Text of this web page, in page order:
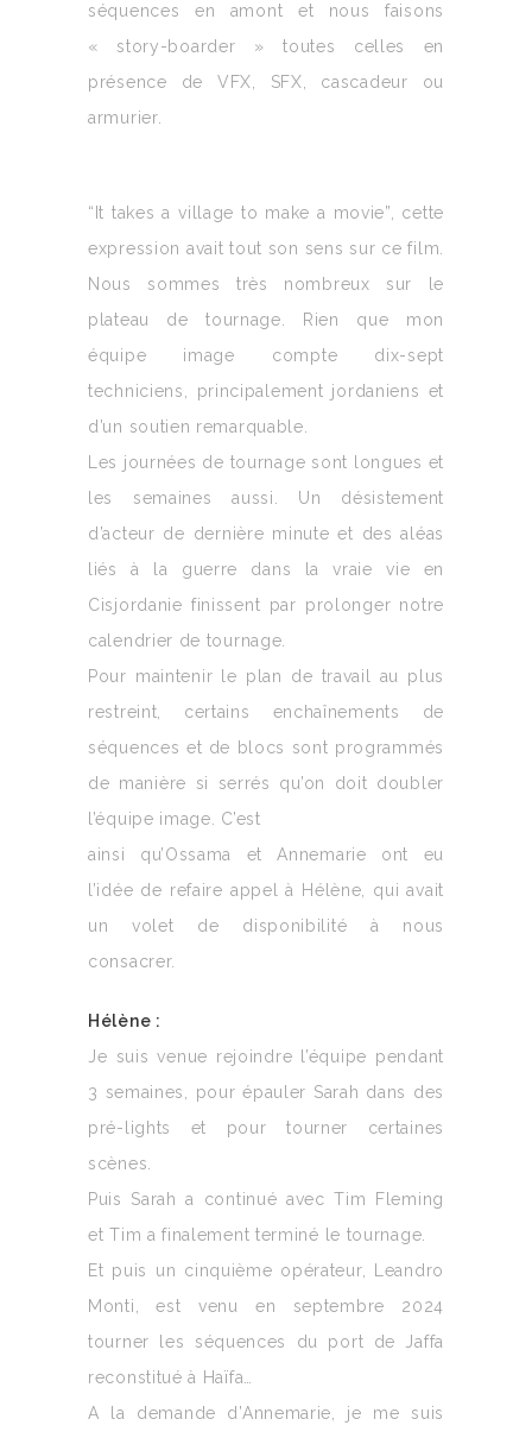
séquences en amont et nous faisons
« story-boarder » toutes celles en
présence de VFX, SFX, cascadeur ou
armurier.
“It takes a village to make a movie”, cette
expression avait tout son sens sur ce film.
Nous sommes très nombreux sur le
plateau de tournage. Rien que mon
équipe image compte dix-sept
techniciens, principalement jordaniens et
d’un soutien remarquable.
Les journées de tournage sont longues et
les semaines aussi. Un désistement
d’acteur de dernière minute et des aléas
liés à la guerre dans la vraie vie en
Cisjordanie finissent par prolonger notre
calendrier de tournage.
Pour maintenir le plan de travail au plus
restreint, certains enchaînements de
séquences et de blocs sont programmés
de manière si serrés qu’on doit doubler
l’équipe image. C’est
ainsi qu’Ossama et Annemarie ont eu
l’idée de refaire appel à Hélène, qui avait
un volet de disponibilité à nous
consacrer.
Hélène :
Je suis venue rejoindre l’équipe pendant
3 semaines, pour épauler Sarah dans des
pré-lights et pour tourner certaines
scènes.
Puis Sarah a continué avec Tim Fleming
et Tim a finalement terminé le tournage.
Et puis un cinquième opérateur, Leandro
Monti, est venu en septembre 2024
tourner les séquences du port de Jaffa
reconstitué à Haïfa…
A la demande d’Annemarie, je me suis